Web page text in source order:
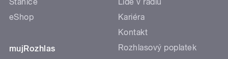
eShop
mujRozhlas
Kariéra
Kontakt
Rozhlasový poplatek